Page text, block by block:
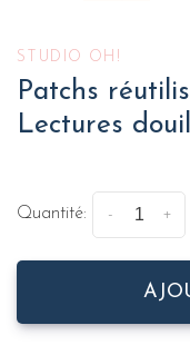
STUDIO OH!
Patchs
Lectures
Quantité: +
-